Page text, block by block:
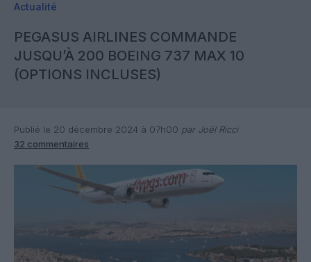
Actualité
PEGASUS AIRLINES COMMANDE
JUSQU’À 200 BOEING 737 MAX 10
(OPTIONS INCLUSES)
Publié le 20 décembre 2024 à 07h00 par Joël Ricci
32 commentaires